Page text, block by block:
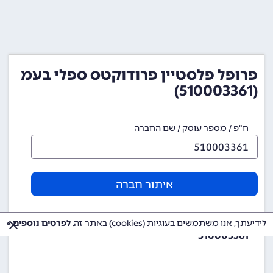
פרופל פלסטיין פרודוקטס ספלי בעמ
(510003361)
ח"פ / מספר עוסק / שם החברה
איתור חברה
510003361
לידיעתך, אנו משתמשים בעוגיות (cookies) באתר זה. לפרטים נוספים »